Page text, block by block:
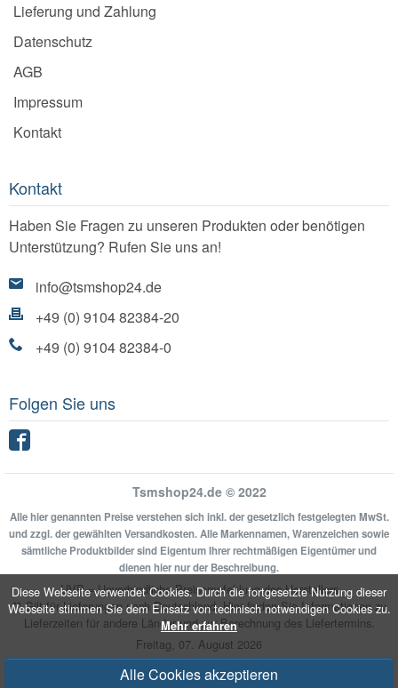
Diese Webseite verwendet Cookies. Durch die fortgesetzte Nutzung dieser
Webseite stimmen Sie dem Einsatz von technisch notwendigen Cookies zu.
Mehr erfahren
Alle Cookies akzeptieren
Lieferung und Zahlung
Datenschutz
AGB
Impressum
Kontakt
Kontakt
Haben Sie Fragen zu unseren Produkten oder benötigen
Unterstützung? Rufen Sie uns an!
info@tsmshop24.de
+49 (0) 9104 82384-20
+49 (0) 9104 82384-0
Folgen Sie uns
Tsmshop24.de © 2022
Alle hier genannten Preise verstehen sich inkl. der gesetzlich festgelegten MwSt.
und zzgl. der gewählten Versandkosten. Alle Markennamen, Warenzeichen sowie
sämtliche Produktbilder sind Eigentum Ihrer rechtmäßigen Eigentümer und
dienen hier nur der Beschreibung.
UVP = Unverbindliche Preisempfehlung des Herstellers
** Gilt für Lieferungen nach Deutschland.Hierfinden Sie Informationen zu
Lieferzeiten für andere Länder und zur Berechnung des Liefertermins.
Freitag, 07. August 2026